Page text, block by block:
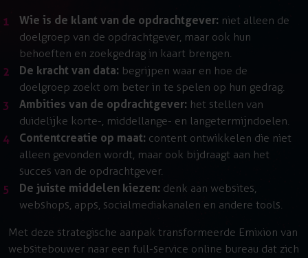
Wie is de klant van de opdrachtgever: niet alleen de
doelgroep van de opdrachtgever, maar ook hun
behoeften en zoekgedrag in kaart brengen.
De kracht van data: begrijpen waar en hoe de
doelgroep zoekt om beter in te spelen op hun gedrag.
Ambities van de opdrachtgever: het stellen van
duidelijke korte-, middellange- en langetermijndoelen.
Contentcreatie op maat: content ontwikkelen die niet
alleen gevonden wordt, maar ook bijdraagt aan het
succes van de opdrachtgever.
De juiste middelen kiezen: denk aan websites,
webshops, apps, socialmediakanalen en andere tools.
Met deze strategische aanpak transformeerde Emixion van
websitebouwer naar een full-service online bureau dat zich